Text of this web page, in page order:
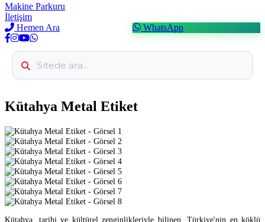
Makine Parkuru
İletişim
Hemen Ara
WhatsApp
Kütahya Metal Etiket
Kütahya, tarihi ve kültürel zenginlikleriyle bilinen, Türkiye'nin en köklü